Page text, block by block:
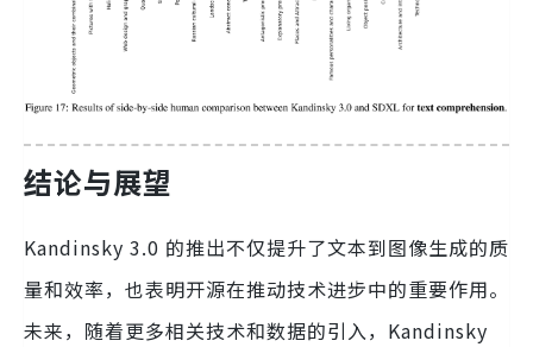
结论与展望
Kandinsky 3.0 的推出不仅提升了文本到图像生成的质
量和效率，也表明开源在推动技术进步中的重要作用。
未来，随着更多相关技术和数据的引入，Kandinsky